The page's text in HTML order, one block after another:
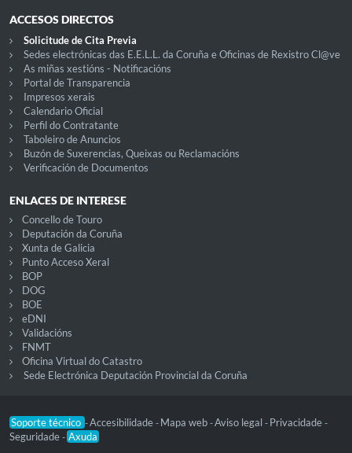
ACCESOS DIRECTOS
Solicitude de Cita Previa
Sedes electrónicas das E.E.L.L. da Coruña e Oficinas de Rexistro Cl@ve
As miñas xestións - Notificacións
Portal de Transparencia
Impresos xerais
Calendario Oficial
Perfil do Contratante
Taboleiro de Anuncios
Buzón de Suxerencias, Queixas ou Reclamacións
Verificación de Documentos
ENLACES DE INTERESE
Concello de Touro
Deputación da Coruña
Xunta de Galicia
Punto Acceso Xeral
BOP
DOG
BOE
eDNI
Validacións
FNMT
Oficina Virtual do Catastro
Sede Electrónica Deputación Provincial da Coruña
Soporte técnico -Accesibilidade - Mapa web -Aviso legal - Privacidade -
Seguridade - Axuda